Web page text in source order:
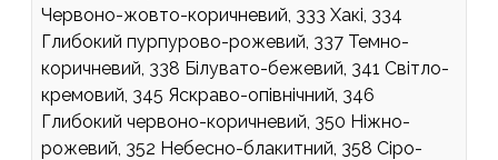
Червоно-жовто-коричневий, 333 Хакі, 334
Глибокий пурпурово-рожевий, 337 Темно-
коричневий, 338 Білувато-бежевий, 341 Світло-
кремовий, 345 Яскраво-опівнічний, 346
Глибокий червоно-коричневий, 350 Ніжно-
рожевий, 352 Небесно-блакитний, 358 Сіро-